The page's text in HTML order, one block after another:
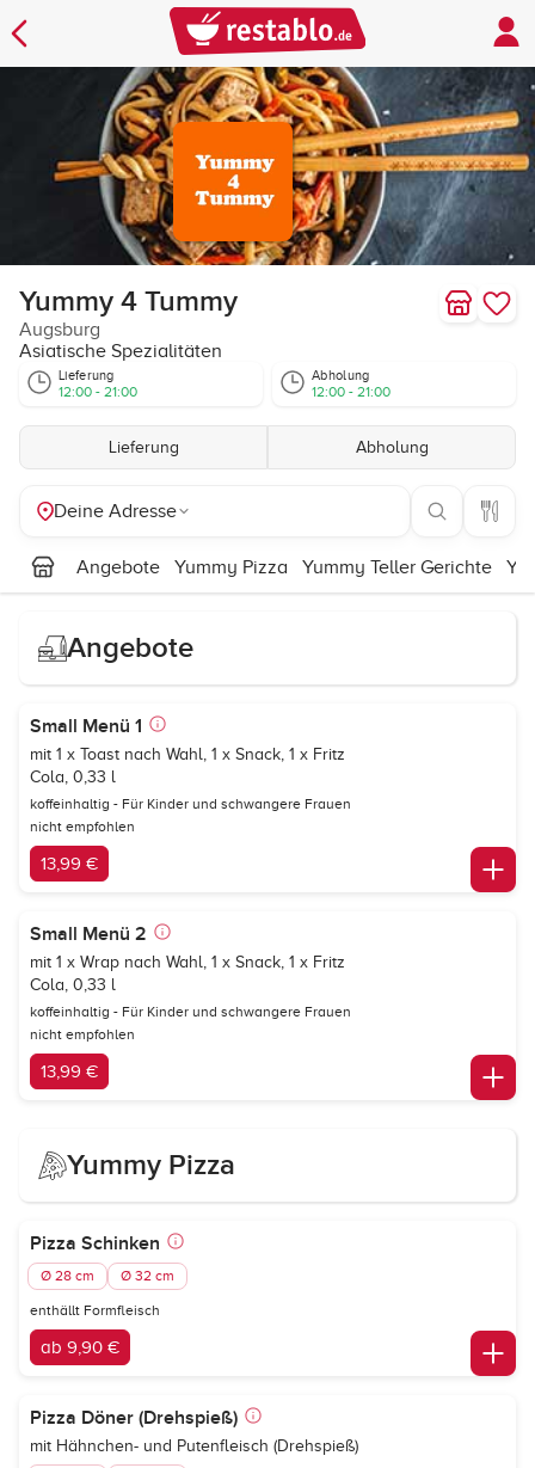
Yummy 4 Tummy
Augsburg
Asiatische Spezialitäten
Lieferung
12:00 - 21:00
Abholung
12:00 - 21:00
Lieferung Abholung
Deine Adresse
Angebote Yummy Pizza Yummy Teller Gerichte
Angebote
Small Menü 1
mit 1 x Toast nach Wahl, 1 x Snack, 1 x Fritz
Cola, 0,33 l
koffeinhaltig - Für Kinder und schwangere Frauen
nicht empfohlen
13,99 €
Small Menü 2
mit 1 x Wrap nach Wahl, 1 x Snack, 1 x Fritz
Cola, 0,33 l
koffeinhaltig - Für Kinder und schwangere Frauen
nicht empfohlen
13,99 €
Yummy Pizza
Pizza Schinken
Ø 28 cm Ø 32 cm
enthällt Formfleisch
ab 9,90 €
Pizza Döner (Drehspieß)
mit Hähnchen- und Putenfleisch (Drehspieß)